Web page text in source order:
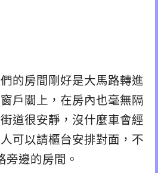
的房間剛好是大馬路轉進
戶關上，在房內也毫無隔
道很安靜，沒什麼車會經
可以請櫃台安排對面，不
旁邊的房間。